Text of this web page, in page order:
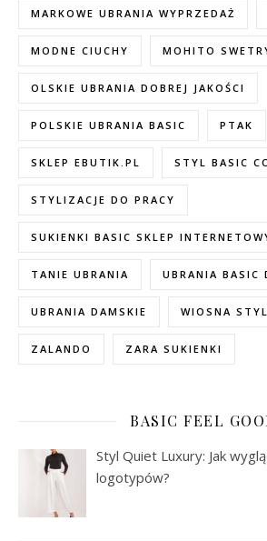
MARKOWE UBRANIA WYPRZEDAŻ
MODNE CIUCHY MOHITO
OLSKIE UBRANIA DOBREJ JAKOŚCI
POLSKIE UBRANIA BASIC PTAK
SKLEP EBUTIK.PL STYL BASIC
STYLIZACJE DO PRACY
SUKIENKI BASIC SKLEP
TANIE UBRANIA UBRANIA BASIC
UBRANIA DAMSKIE WIOSNA
ZALANDO ZARA SUKIENKI
BASIC FEEL
Styl Quiet Luxury: Jak
logotypów?